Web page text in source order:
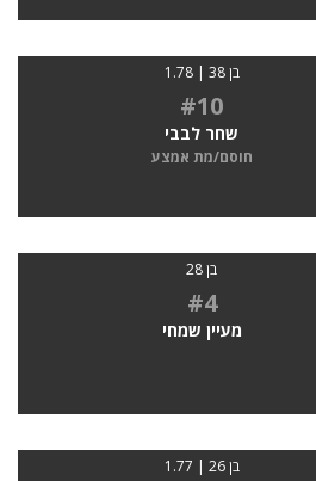
בן 38 | 1.78
#10
שחר לבבי
חוסם/מת אמצע
בן 28
#4
מעיין שמחי
בן 26 | 1.77